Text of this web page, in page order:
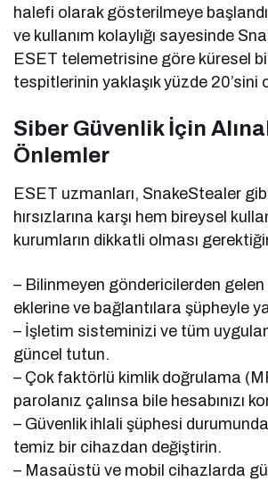
halefi olarak gösterilmeye
ve kullanım kolaylığı sayesinde
ESET telemetrisine göre küresel
tespitlerinin yaklaşık yüzde 20’sini
Siber Güvenlik İçin
Önlemler
ESET uzmanları, SnakeStealer
hırsızlarına karşı hem bireysel
kurumların dikkatli olması
– Bilinmeyen göndericilerden
eklerine ve bağlantılara şüpheyle
– İşletim sisteminizi ve tüm
güncel tutun.
– Çok faktörlü kimlik doğrulama
parolanız çalınsa bile hesabınızı
– Güvenlik ihlali şüphesi durumunda
temiz bir cihazdan değiştirin.
– Masaüstü ve mobil cihazlarda